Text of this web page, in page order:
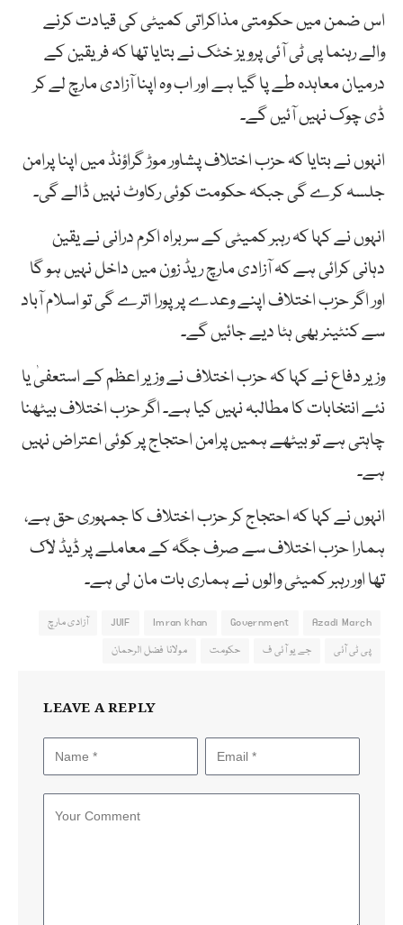
اس ضمن میں حکومتی مذاکراتی کمیٹی کی قیادت کرنے
والے رہنما پی ٹی آئی پرویز خٹک نے بتایا تھا کہ فریقین کے
درمیان معاہدہ طے پا گیا ہے اور اب وہ اپنا آزادی مارچ لے کر
ڈی چوک نہیں آئیں گے۔
انہوں نے بتایا کہ حزب اختلاف پشاور موڑ گراؤنڈ میں اپنا پرامن
جلسہ کرے گی جبکہ حکومت کوئی رکاوٹ نہیں ڈالے گی۔
انہوں نے کہا کہ رہبر کمیٹی کے سربراہ اکرم درانی نے یقین
دہانی کرائی ہے کہ آزادی مارچ ریڈ زون میں داخل نہیں ہو گا
اور اگر حزب اختلاف اپنے وعدے پر پورا اترے گی تو اسلام آباد
سے کنٹینر بھی ہٹا دیے جائیں گے۔
وزیر دفاع نے کہا کہ حزب اختلاف نے وزیر اعظم کے استعفیٰ یا
نئے انتخابات کا مطالبہ نہیں کیا ہے۔ اگر حزب اختلاف بیٹھنا
چاہتی ہے تو بیٹھے ہمیں پرامن احتجاج پر کوئی اعتراض نہیں
ہے۔
انہوں نے کہا کہ احتجاج کر حزب اختلاف کا جمہوری حق ہے،
ہمارا حزب اختلاف سے صرف جگہ کے معاملے پر ڈیڈ لاک
تھا اور رہبر کمیٹی والوں نے ہماری بات مان لی ہے۔
Azadi March
Government
Imran khan
JUIF
آزادی مارچ
پی ٹی آئی
جے یو آئی ف حکومت مولانا فضل الرحمان
LEAVE A REPLY